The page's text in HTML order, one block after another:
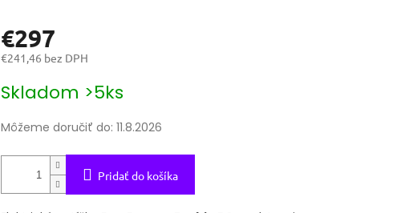
€297
€241,46 bez DPH
cena:
Skladom >5ks
Môžeme doručiť do: 11.8.2026
Pridať do košíka